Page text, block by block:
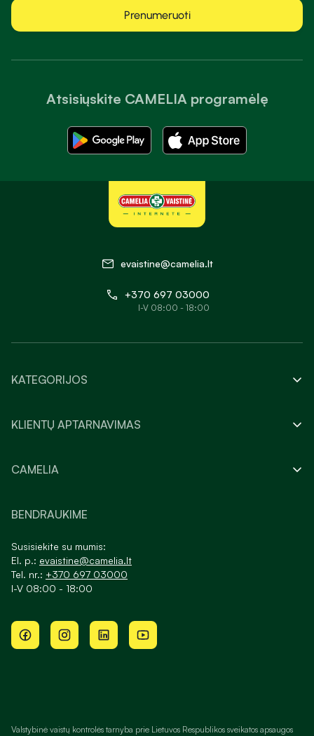
Atsisiųskite CAMELIA programėlę
Prenumeruoti
evaistine@camelia.lt
+370 697 03000
I-V 08:00 - 18:00
KATEGORIJOS
KLIENTŲ APTARNAVIMAS
CAMELIA
BENDRAUKIME
Susisiekite su mumis:
El. p.: evaistine@camelia.lt
Tel. nr.: +370 697 03000
I-V 08:00 - 18:00
Valstybinė vaistų kontrolės tarnyba prie Lietuvos Respublikos sveikatos apsaugos